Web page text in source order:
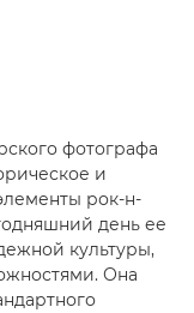
фотографа
и
рок-н-
день ее
культуры,
Она